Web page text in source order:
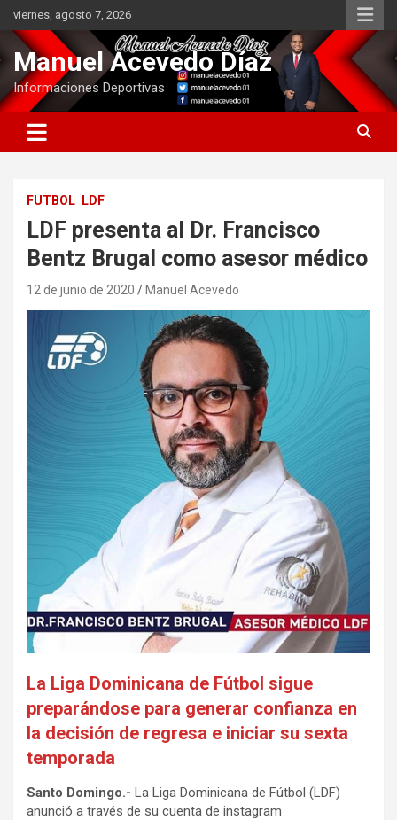
Saltar
contenido
viernes, agosto 7, 2026
Manuel Acevedo Díaz
Informaciones Deportivas
FUTBOL LDF
LDF presenta al Dr. Francisco
Bentz Brugal como asesor médico
12 de junio de 2020 Manuel Acevedo
La Liga Dominicana de Fútbol sigue
preparándose para generar confianza en
la decisión de regresa e iniciar su sexta
temporada
Santo Domingo.- La Liga Dominicana de Fútbol (LDF)
anunció a través de su cuenta de instagram